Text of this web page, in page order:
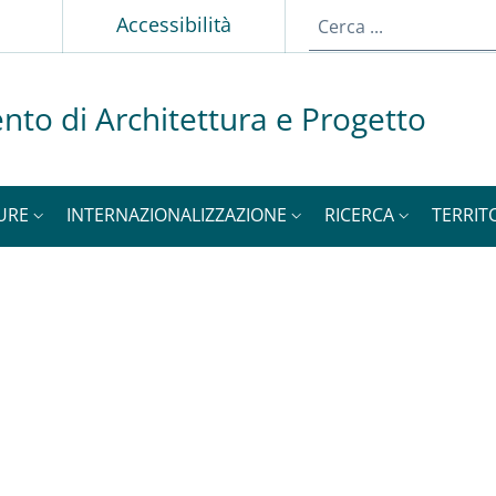
Accessibilità
di Architettura e Progetto
INTERNAZIONALIZZAZIONE RICERCA